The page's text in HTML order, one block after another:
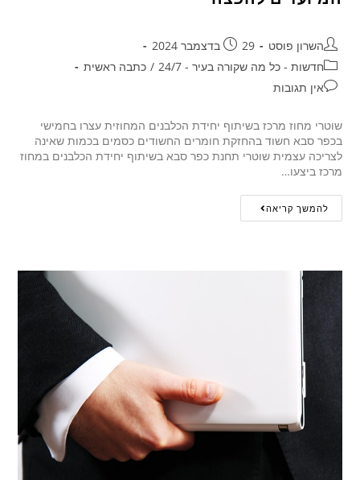
השרון פוסט
29 בדצמבר 2024
חדשות - כל מה שקורה בעיר - 24/7
/ כתבה ראשית
אין תגובות
שוטרי מחוז מרכז בשיתוף יחידת הכלבנים המחוזית עצרו בחמישי
בכפר סבא חשוד בהחזקת חומרים החשודים כסמים בכמות שאינה
לצריכה עצמית שוטרי תחנת כפר סבא בשיתוף יחידת הכלבנים במחוז
מרכז ביצעו…
להמשך קריאה